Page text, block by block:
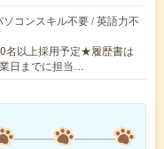
コンスキル不要 / 英語力不
名以上採用予定★履歴書は
日までに担当…